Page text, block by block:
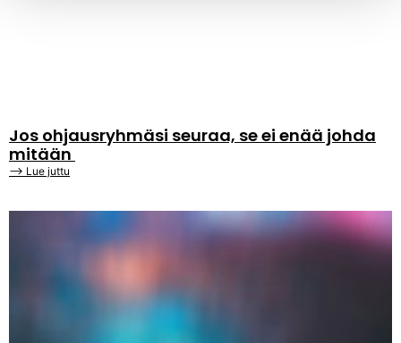
Jos ohjausryhmäsi seuraa, se ei enää johda
mitään
⟶ Lue juttu